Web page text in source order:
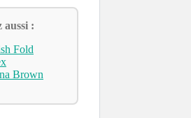
aussi :
Fold
Brown